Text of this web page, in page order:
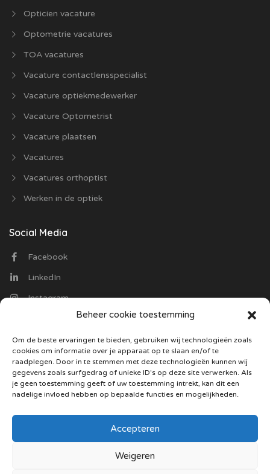
Beheer cookie toestemming
Om de beste ervaringen te bieden, gebruiken wij technologieën zoals
cookies om informatie over je apparaat op te slaan en/of te
raadplegen. Door in te stemmen met deze technologieën kunnen wij
gegevens zoals surfgedrag of unieke ID's op deze site verwerken. Als
je geen toestemming geeft of uw toestemming intrekt, kan dit een
nadelige invloed hebben op bepaalde functies en mogelijkheden.
Accepteren
Weigeren
Opticien vacature
Optometrie vacatures
TOA vacatures
Vacature contactlensspecialist
Vacature optiekmedewerker
Vacature Optometrist
Vacature plaatsen
Vacatures
Vacatures orthoptist
Werken in de optiek
Social Media
Facebook
LinkedIn
Instagram
Optiekvacatures.nl
Trasmolenlaan 12
3447 GZ Woerden
Stuur ons een mail